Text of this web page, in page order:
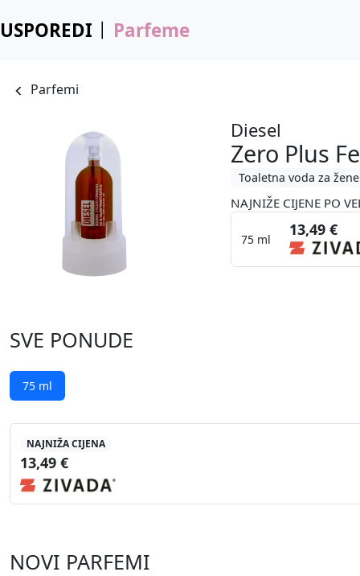
USPOREDI Parfeme
Parfemi
Diesel
Zero Plus
Toaletna voda za žene
NAJNIŽE CIJENE PO
75 ml
13,49 €
SVE PONUDE
75 ml
NAJNIŽA CIJENA
13,49 €
NOVI PARFEMI